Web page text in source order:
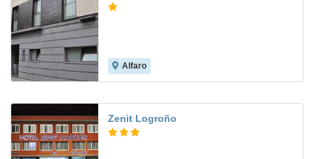
Alfaro
Zenit Logroño